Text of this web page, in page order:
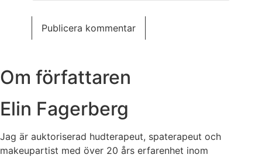
Om författaren
Elin Fagerberg
Jag är auktoriserad hudterapeut, spaterapeut och
makeupartist med över 20 års erfarenhet inom